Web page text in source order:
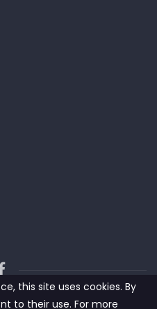
Cookies and other data
this site uses cookies. By
to their use. For more